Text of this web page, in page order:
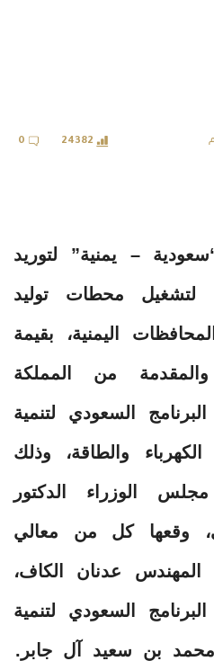
24382
0
– يمنية” لتوريد
لتشغيل محطات توليد
اليمنية، بقيمة
والمقدمة من المملكة
السعودي لتنمية
والطاقة، وذلك
الوزراء الدكتور
وقعها كل من معالي
المهندس عدنان الكاف،
السعودي لتنمية
محمد بن سعيد آل جابر.